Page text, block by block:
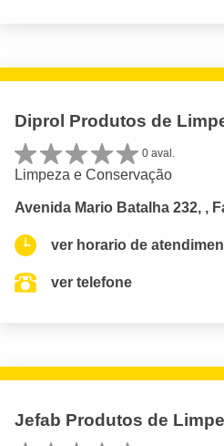
Diprol Produtos de
0 aval.
Limpeza e Conservação
Avenida Mario Batalha 232, ,
ver horario de
ver telefone
Jefab Produtos de